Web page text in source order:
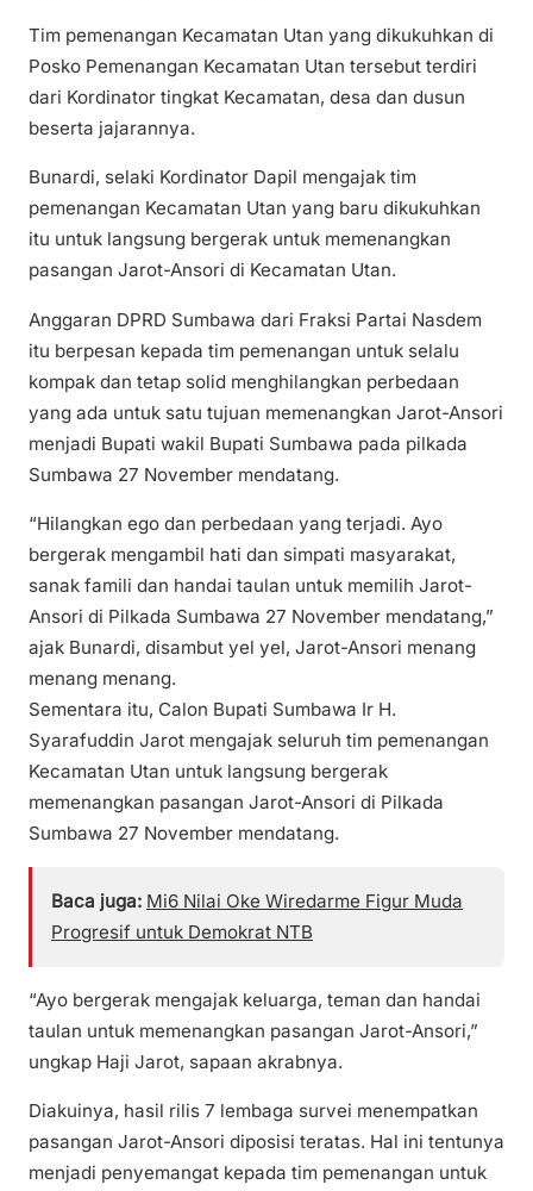
Tim pemenangan Kecamatan Utan yang dikukuhkan di
Posko Pemenangan Kecamatan Utan tersebut terdiri
dari Kordinator tingkat Kecamatan, desa dan dusun
beserta jajarannya.
Bunardi, selaki Kordinator Dapil mengajak tim
pemenangan Kecamatan Utan yang baru dikukuhkan
itu untuk langsung bergerak untuk memenangkan
pasangan Jarot-Ansori di Kecamatan Utan.
Anggaran DPRD Sumbawa dari Fraksi Partai Nasdem
itu berpesan kepada tim pemenangan untuk selalu
kompak dan tetap solid menghilangkan perbedaan
yang ada untuk satu tujuan memenangkan Jarot-Ansori
menjadi Bupati wakil Bupati Sumbawa pada pilkada
Sumbawa 27 November mendatang.
“Hilangkan ego dan perbedaan yang terjadi. Ayo
bergerak mengambil hati dan simpati masyarakat,
sanak famili dan handai taulan untuk memilih Jarot-
Ansori di Pilkada Sumbawa 27 November mendatang,”
ajak Bunardi, disambut yel yel, Jarot-Ansori menang
menang menang.
Sementara itu, Calon Bupati Sumbawa Ir H.
Syarafuddin Jarot mengajak seluruh tim pemenangan
Kecamatan Utan untuk langsung bergerak
memenangkan pasangan Jarot-Ansori di Pilkada
Sumbawa 27 November mendatang.
Baca juga: Mi6 Nilai Oke Wiredarme Figur Muda
Progresif untuk Demokrat NTB
“Ayo bergerak mengajak keluarga, teman dan handai
taulan untuk memenangkan pasangan Jarot-Ansori,”
ungkap Haji Jarot, sapaan akrabnya.
Diakuinya, hasil rilis 7 lembaga survei menempatkan
pasangan Jarot-Ansori diposisi teratas. Hal ini tentunya
menjadi penyemangat kepada tim pemenangan untuk